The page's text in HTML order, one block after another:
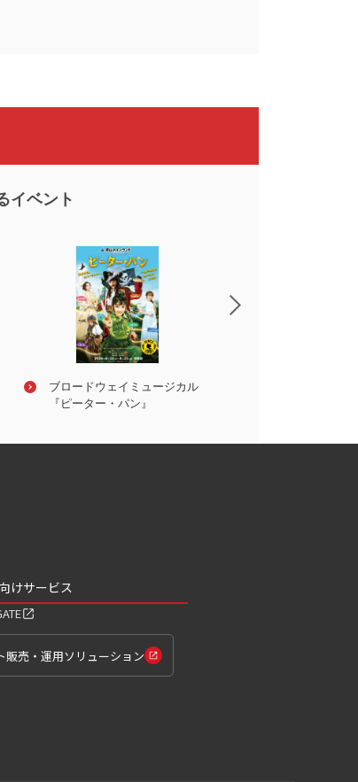
クラシック
イベント
ブロードウェイミュージカル
『ピーター・パン』
けサービス
販売・運用ソリューション